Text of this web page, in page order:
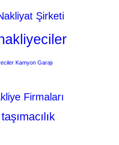
Şirketi
Kamyon Garajı
Firmaları